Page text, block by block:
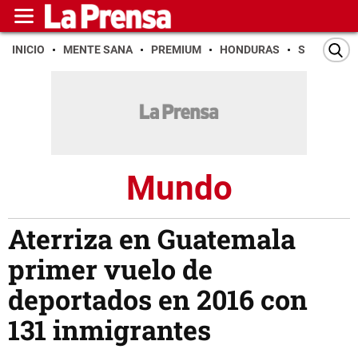
INICIO MENTE SANA PREMIUM HONDURAS SAN PEDRO
Mundo
Aterriza en Guatemala
primer vuelo de
deportados en 2016 con
131 inmigrantes